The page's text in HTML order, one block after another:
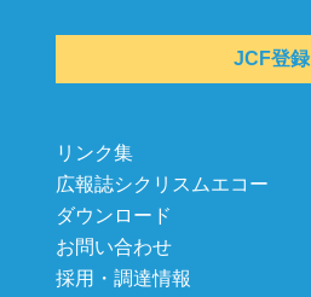
JCF登録
リンク集
広報誌シクリスムエコー
ダウンロード
お問い合わせ
採用・調達情報